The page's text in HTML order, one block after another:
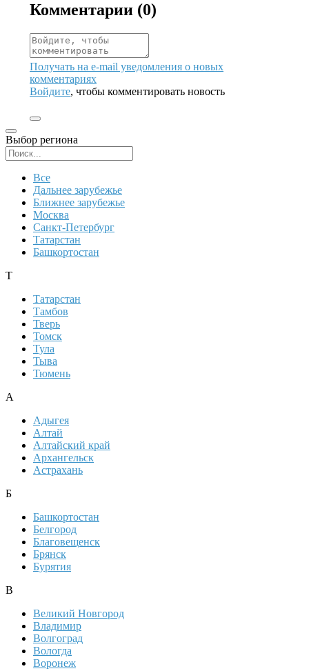
Комментарии (0)
Получать на e‑mail уведомления о новых
комментариях
Войдите, чтобы комментировать новость
Выбор региона
Все
Дальнее зарубежье
Ближнее зарубежье
Москва
Санкт-Петербург
Татарстан
Башкортостан
Т
Татарстан
Тамбов
Тверь
Томск
Тула
Тыва
Тюмень
А
Адыгея
Алтай
Алтайский край
Архангельск
Астрахань
Б
Башкортостан
Белгород
Благовещенск
Брянск
Бурятия
В
Великий Новгород
Владимир
Волгоград
Вологда
Воронеж